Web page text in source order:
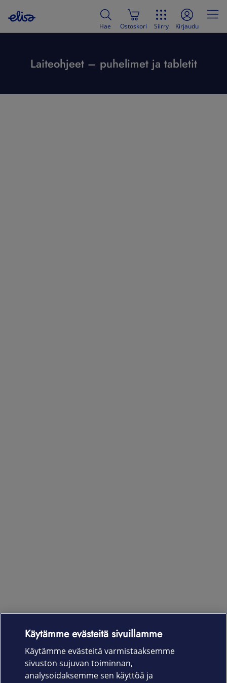
Hae Ostoskori Siirry Kirjaudu
Laiteohjeet – puhelimet ja tabletit
Laitteet & liittymät
Palvelut
Käytämme evästeitä sivuillamme
Käytämme evästeitä varmistaaksemme
sivuston sujuvan toiminnan,
analysoidaksemme sen käyttöä ja